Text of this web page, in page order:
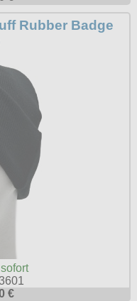
Rubber Badge
sofort
€